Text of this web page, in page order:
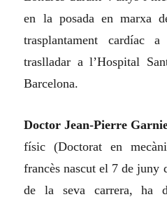
en la posada en marxa
trasplantament cardíac
traslladar a l’Hospital
Barcelona.
Doctor Jean-Pierre
físic (Doctorat en
francès nascut el 7 de
de la seva carrera, ha